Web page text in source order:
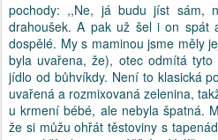
pochody: ,,Ne, já budu jíst sám,
drahoušek. A pak už šel i on spát
dospělé. My s maminou jsme měly
byla uvařena, že), otec odmítá
jídlo od bůhvíkdy. Není to klasická
uvařená a rozmixovaná zelenina,
u krmení bébé, ale nebyla špatná.
že si můžu ohřát těstoviny s